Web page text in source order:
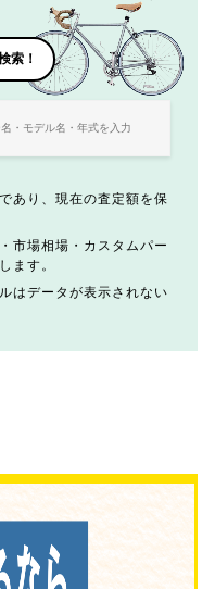
索！
あり、現在の査定額を保
市場相場・カスタムパー
ます。
はデータが表示されない